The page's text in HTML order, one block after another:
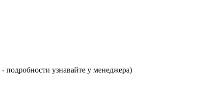
подробности узнавайте у менеджера)